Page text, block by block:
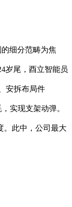
细分范畴为焦
岁尾，酉立智能员
安拆布局件
实现支架动弹。
。此中，公司最大